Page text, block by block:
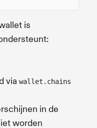
is
via wallet.chains
in de
worden